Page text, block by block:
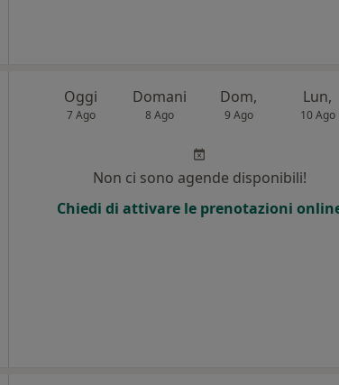
Oggi
7 Ago
Domani
8 Ago
Dom,
9 Ago
Lun,
10 Ago
Non ci sono agende disponibili!
Chiedi di attivare le prenotazioni